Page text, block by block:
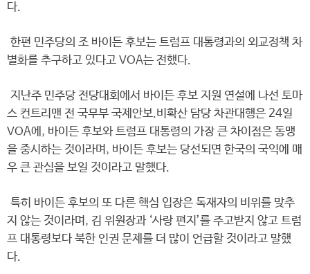
다.
한편 민주당의 조 바이든 후보는 트럼프 대통령과의 외교정책 차
별화를 추구하고 있다고 VOA는 전했다.
지난주 민주당 전당대회에서 바이든 후보 지원 연설에 나선 토마
스 컨트리맨 전 국무부 국제안보.비확산 담당 차관대행은 24일
VOA에, 바이든 후보와 트럼프 대통령의 가장 큰 차이점은 동맹
을 중시하는 것이라며, 바이든 후보는 당선되면 한국의 국익에 매
우 큰 관심을 보일 것이라고 말했다.
특히 바이든 후보의 또 다른 핵심 입장은 독재자의 비위를 맞추
지 않는 것이라며, 김 위원장과 ‘사랑 편지’를 주고받지 않고 트럼
프 대통령보다 북한 인권 문제를 더 많이 언급할 것이라고 말했
다.